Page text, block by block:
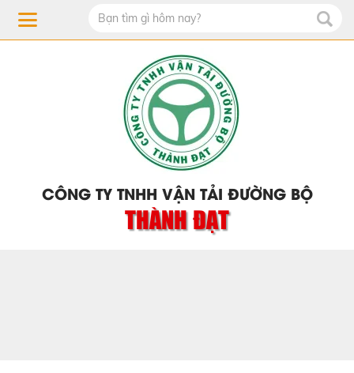
CÔNG TY TNHH VẬN TẢI ĐƯỜNG BỘ
THÀNH ĐẠT